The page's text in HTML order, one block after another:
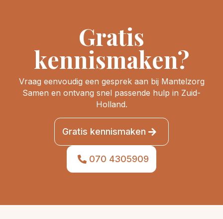
Gratis
kennismaken?
Vraag eenvoudig een gesprek aan bij Mantelzorg
Samen en ontvang snel passende hulp in Zuid-
Holland.
Gratis kennismaken
070 4305909